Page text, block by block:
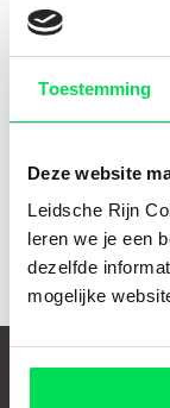
Toestemming
Deze website
Leidsche Rijn
leren we je een
dezelfde
mogelijke
Home
Klik hierom
alle actuele